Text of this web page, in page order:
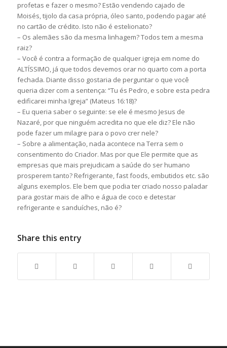
profetas e fazer o mesmo? Estão vendendo cajado de
Moisés, tijolo da casa própria, óleo santo, podendo pagar até
no cartão de crédito. Isto não é estelionato?
– Os alemães são da mesma linhagem? Todos tem a mesma
raiz?
– Você é contra a formação de qualquer igreja em nome do
ALTÍSSIMO, já que todos devemos orar no quarto com a porta
fechada. Diante disso gostaria de perguntar o que você
queria dizer com a sentença: “Tu és Pedro, e sobre esta pedra
edificarei minha Igreja” (Mateus 16:18)?
– Eu queria saber o seguinte: se ele é mesmo Jesus de
Nazaré, por que ninguém acredita no que ele diz? Ele não
pode fazer um milagre para o povo crer nele?
– Sobre a alimentação, nada acontece na Terra sem o
consentimento do Criador. Mas por que Ele permite que as
empresas que mais prejudicam a saúde do ser humano
prosperem tanto? Refrigerante, fast foods, embutidos etc. são
alguns exemplos. Ele bem que podia ter criado nosso paladar
para gostar mais de alho e água de coco e detestar
refrigerante e sanduíches, não é?
Share this entry